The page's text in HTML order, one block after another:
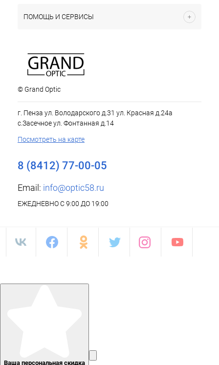
ПОМОЩЬ И СЕРВИСЫ
© Grand Optic
г. Пенза ул. Володарского д.31 ул. Красная д.24а
с.Засечное ул. Фонтанная д.14
Посмотреть на карте
8 (8412) 77-00-05
Email: info@optic58.ru
ЕЖЕДНЕВНО С 9:00 ДО 19:00
Ваша персональная скидка